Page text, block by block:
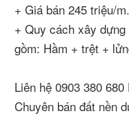
+ Giá bán 245 triệu/m.
+ Quy cách xây
gồm: Hầm + trệt +
Liên hệ 0903 380
Chuyên bán đất nền